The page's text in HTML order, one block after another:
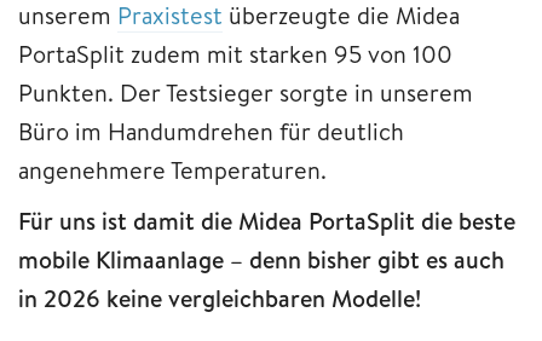
unserem Praxistest überzeugte die Midea
PortaSplit zudem mit starken 95 von 100
Punkten. Der Testsieger sorgte in unserem
Büro im Handumdrehen für deutlich
angenehmere Temperaturen.
Für uns ist damit die Midea PortaSplit die beste
mobile Klimaanlage – denn bisher gibt es auch
in 2026 keine vergleichbaren Modelle!